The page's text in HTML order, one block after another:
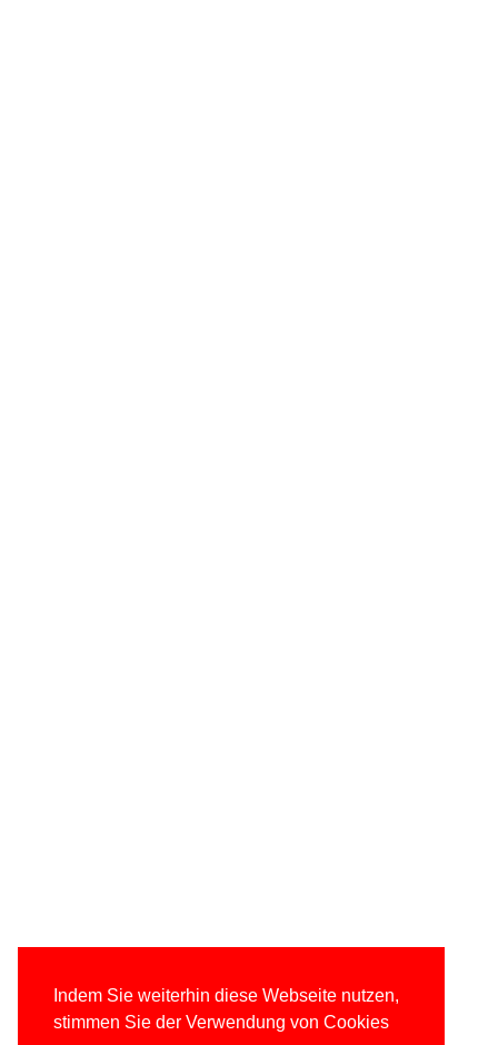
Indem Sie weiterhin diese Webseite nutzen,
stimmen Sie der Verwendung von Cookies